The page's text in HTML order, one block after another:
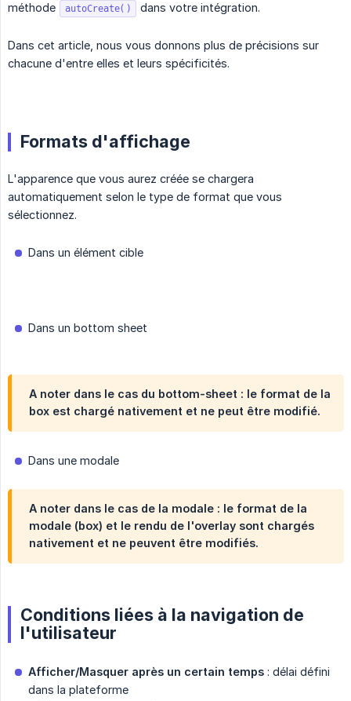
méthode
autoCreate() dans votre intégration.
Dans cet article, nous vous donnons plus de précisions sur
chacune d'entre elles et leurs spécificités.
Formats d'affichage
L'apparence que vous aurez créée se chargera
automatiquement selon le type de format que vous
sélectionnez.
Dans un élément cible
Dans un bottom sheet
A noter dans le cas du bottom-sheet : le format de la
box est chargé nativement et ne peut être modifié.
Dans une modale
A noter dans le cas de la modale : le format de la
modale (box) et le rendu de l'overlay sont chargés
nativement et ne peuvent être modifiés.
Conditions liées à la navigation de
l'utilisateur
Afficher/Masquer après un certain temps : délai défini
dans la plateforme